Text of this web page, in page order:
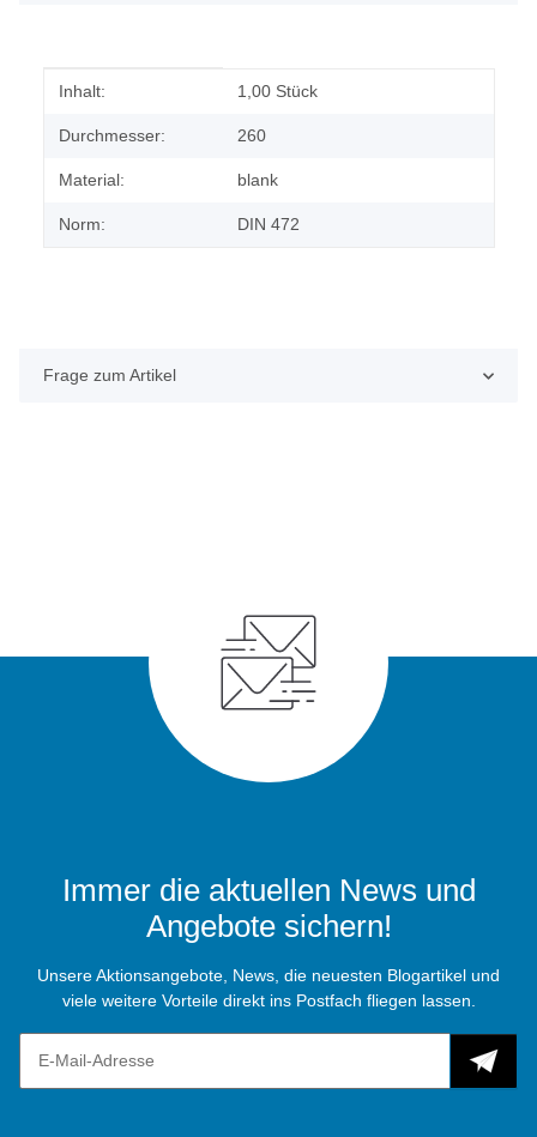
Produkteigenschaft
Wert
Inhalt: 1,00 Stück
Durchmesser: 260
Material: blank
Norm: DIN 472
Frage zum Artikel
Immer die aktuellen News und
Angebote sichern!
Unsere Aktionsangebote, News, die neuesten Blogartikel und
viele weitere Vorteile direkt ins Postfach fliegen lassen.